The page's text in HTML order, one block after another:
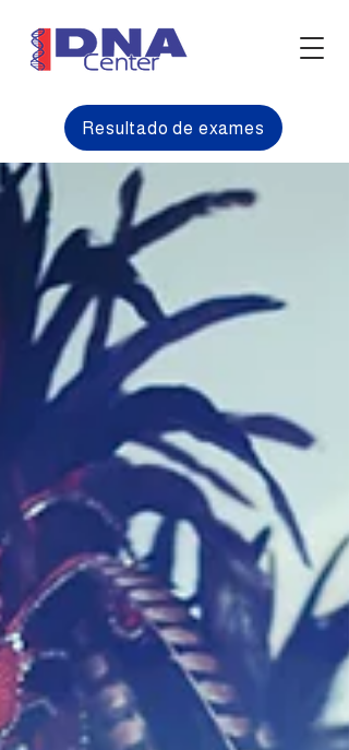
Resultado de exames